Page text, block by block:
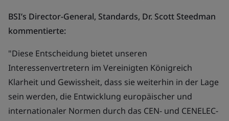
BSI’s Director-General, Standards, Dr. Scott Steedman
kommentierte:
"Diese Entscheidung bietet unseren
Interessenvertretern im Vereinigten Königreich
Klarheit und Gewissheit, dass sie weiterhin in der Lage
sein werden, die Entwicklung europäischer und
internationaler Normen durch das CEN- und CENELEC-